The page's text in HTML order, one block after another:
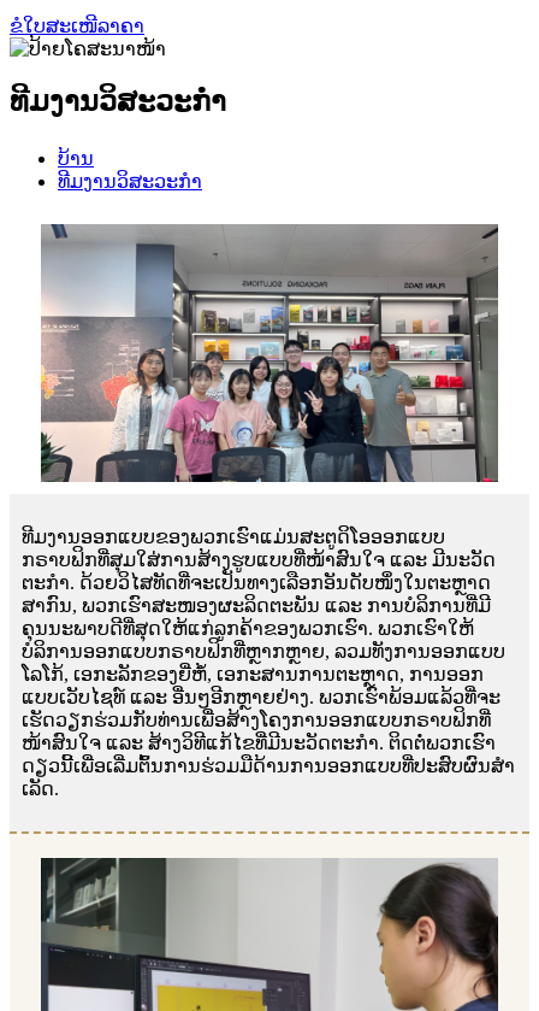
ຂໍໃບສະເໜີລາຄາ
ທີມງານວິສະວະກຳ
ບ້ານ
ທີມງານວິສະວະກຳ
ທີມງານອອກແບບຂອງພວກເຮົາແມ່ນສະຕູດິໂອອອກແບບ
ກຣາບຟິກທີ່ສຸມໃສ່ການສ້າງຮູບແບບທີ່ໜ້າສົນໃຈ ແລະ ມີນະວັດ
ຕະກໍາ. ດ້ວຍວິໄສທັດທີ່ຈະເປັນທາງເລືອກອັນດັບໜຶ່ງໃນຕະຫຼາດ
ສາກົນ, ພວກເຮົາສະໜອງຜະລິດຕະພັນ ແລະ ການບໍລິການທີ່ມີ
ຄຸນນະພາບດີທີ່ສຸດໃຫ້ແກ່ລູກຄ້າຂອງພວກເຮົາ. ພວກເຮົາໃຫ້
ບໍລິການອອກແບບກຣາບຟິກທີ່ຫຼາກຫຼາຍ, ລວມທັງການອອກແບບ
ໂລໂກ້, ເອກະລັກຂອງຍີ່ຫໍ້, ເອກະສານການຕະຫຼາດ, ການອອກ
ແບບເວັບໄຊທ໌ ແລະ ອື່ນໆອີກຫຼາຍຢ່າງ. ພວກເຮົາພ້ອມແລ້ວທີ່ຈະ
ເຮັດວຽກຮ່ວມກັບທ່ານເພື່ອສ້າງໂຄງການອອກແບບກຣາບຟິກທີ່
ໜ້າສົນໃຈ ແລະ ສ້າງວິທີແກ້ໄຂທີ່ມີນະວັດຕະກໍາ. ຕິດຕໍ່ພວກເຮົາ
ດຽວນີ້ເພື່ອເລີ່ມຕົ້ນການຮ່ວມມືດ້ານການອອກແບບທີ່ປະສົບຜົນສໍາ
ເລັດ.